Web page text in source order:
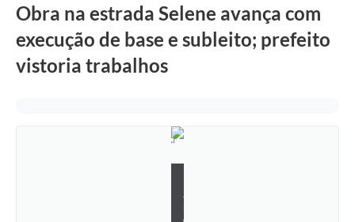
Obra na estrada Selene avança com
execução de base e subleito; prefeito
vistoria trabalhos
a
o